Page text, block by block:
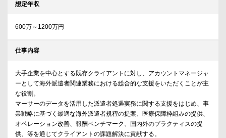
想定年収
600万～1200万円
仕事内容
大手企業を中心とする既存クライアントに対し、アカウントマネージャ
ーとして海外派遣者関連業務における総合的な支援をいただくことが主
な役割。
マーサーのデータを活用した派遣者処遇実務に関する支援をはじめ、事
業戦略に基づく最適な海外派遣者規程の提案、医療保障枠組みの提供、
オペレーション改善、報酬ベンチマーク、国内外のプラクティスの提
供、等を通じてクライアントの課題解決に貢献する。